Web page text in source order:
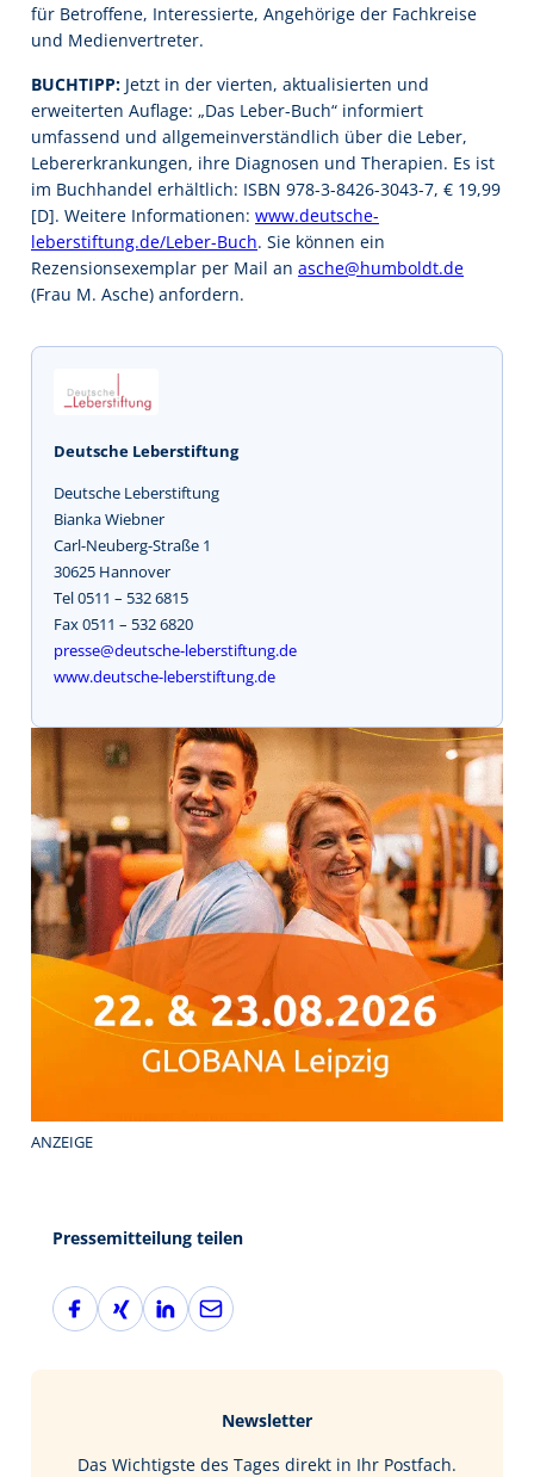
für Betroffene, Interessierte, Angehörige der Fachkreise
und Medienvertreter.
BUCHTIPP: Jetzt in der vierten, aktualisierten und
erweiterten Auflage: „Das Leber-Buch“ informiert
umfassend und allgemeinverständlich über die Leber,
Lebererkrankungen, ihre Diagnosen und Therapien. Es ist
im Buchhandel erhältlich: ISBN 978-3-8426-3043-7, € 19,99
[D]. Weitere Informationen: www.deutsche-
leberstiftung.de/Leber-Buch. Sie können ein
Rezensionsexemplar per Mail an asche@humboldt.de
(Frau M. Asche) anfordern.
Deutsche Leberstiftung
Deutsche Leberstiftung
Bianka Wiebner
Carl-Neuberg-Straße 1
30625 Hannover
Tel 0511 – 532 6815
Fax 0511 – 532 6820
presse@deutsche-leberstiftung.de
www.deutsche-leberstiftung.de
ANZEIGE
Pressemitteilung teilen
F
a
X
i
L
i
I
E
-
Newsletter
Das Wichtigste des Tages direkt in Ihr Postfach.